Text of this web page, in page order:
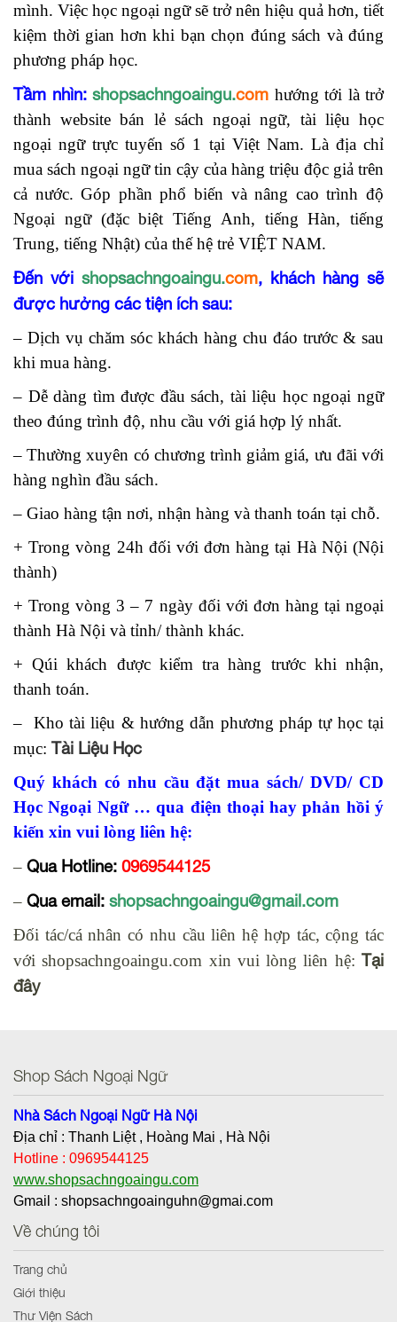
mình. Việc học ngoại ngữ sẽ trở nên hiệu quả hơn, tiết
kiệm thời gian hơn khi bạn chọn đúng sách và đúng
phương pháp học.
Tầm nhìn: shopsachngoaingu.com hướng tới là trở
thành website bán lẻ sách ngoại ngữ, tài liệu học
ngoại ngữ trực tuyến số 1 tại Việt Nam. Là địa chỉ
mua sách ngoại ngữ tin cậy của hàng triệu độc giả trên
cả nước. Góp phần phổ biến và nâng cao trình độ
Ngoại ngữ (đặc biệt Tiếng Anh, tiếng Hàn, tiếng
Trung, tiếng Nhật) của thế hệ trẻ VIỆT NAM.
Đến với shopsachngoaingu.com, khách hàng sẽ
được hưởng các tiện ích sau:
– Dịch vụ chăm sóc khách hàng chu đáo trước & sau
khi mua hàng.
– Dễ dàng tìm được đầu sách, tài liệu học ngoại ngữ
theo đúng trình độ, nhu cầu với giá hợp lý nhất.
– Thường xuyên có chương trình giảm giá, ưu đãi với
hàng nghìn đầu sách.
– Giao hàng tận nơi, nhận hàng và thanh toán tại chỗ.
+ Trong vòng 24h đối với đơn hàng tại Hà Nội (Nội
thành)
+ Trong vòng 3 – 7 ngày đối với đơn hàng tại ngoại
thành Hà Nội và tỉnh/ thành khác.
+ Qúi khách được kiểm tra hàng trước khi nhận,
thanh toán.
– Kho tài liệu & hướng dẫn phương pháp tự học tại
mục: Tài Liệu Học
Quý khách có nhu cầu đặt mua sách/ DVD/ CD
Học Ngoại Ngữ … qua điện thoại hay phản hồi ý
kiến xin vui lòng liên hệ:
– Qua Hotline: 0969544125
– Qua email: shopsachngoaingu@gmail.com
Đối tác/cá nhân có nhu cầu liên hệ hợp tác, cộng tác
với shopsachngoaingu.com xin vui lòng liên hệ: Tại
đây
Shop Sách Ngoại Ngữ
Nhà Sách Ngoại Ngữ Hà Nội
Địa chỉ : Thanh Liệt , Hoàng Mai , Hà Nội
Hotline : 0969544125
www.shopsachngoaingu.com
Gmail : shopsachngoainguhn@gmai.com
Về chúng tôi
Trang chủ
Giới thiệu
Thư Viện Sách